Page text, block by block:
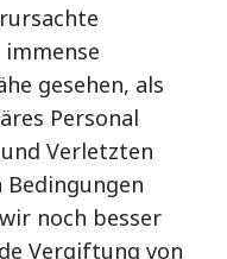
gesehen, als
Personal
Verletzten
noch besser
Vergiftung von